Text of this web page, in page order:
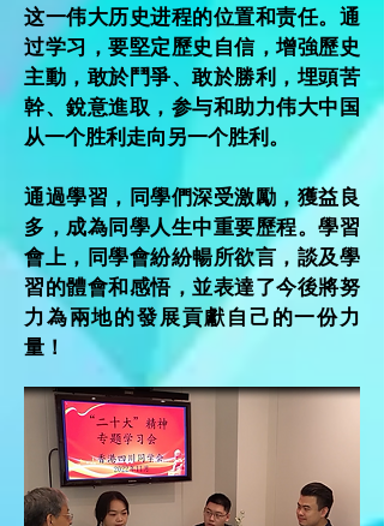
这一伟大历史进程的位置和责任。通
过学习，要堅定歷史自信，增強歷史
主動，敢於鬥爭、敢於勝利，埋頭苦
幹、銳意進取，参与和助力伟大中国
从一个胜利走向另一个胜利。
通過學習，同學們深受激勵，獲益良
多，成為同學人生中重要歷程。學習
會上，同學會紛紛暢所欲言，談及學
習的體會和感悟，並表達了今後將努
力為兩地的發展貢獻自己的一份力
量！